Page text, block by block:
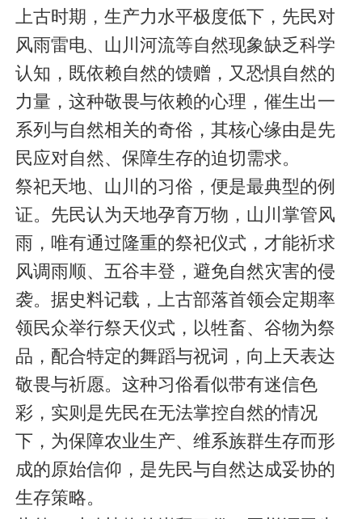
上古时期，生产力水平极度低下，先民对
风雨雷电、山川河流等自然现象缺乏科学
认知，既依赖自然的馈赠，又恐惧自然的
力量，这种敬畏与依赖的心理，催生出一
系列与自然相关的奇俗，其核心缘由是先
民应对自然、保障生存的迫切需求。
祭祀天地、山川的习俗，便是最典型的例
证。先民认为天地孕育万物，山川掌管风
雨，唯有通过隆重的祭祀仪式，才能祈求
风调雨顺、五谷丰登，避免自然灾害的侵
袭。据史料记载，上古部落首领会定期率
领民众举行祭天仪式，以牲畜、谷物为祭
品，配合特定的舞蹈与祝词，向上天表达
敬畏与祈愿。这种习俗看似带有迷信色
彩，实则是先民在无法掌控自然的情况
下，为保障农业生产、维系族群生存而形
成的原始信仰，是先民与自然达成妥协的
生存策略。